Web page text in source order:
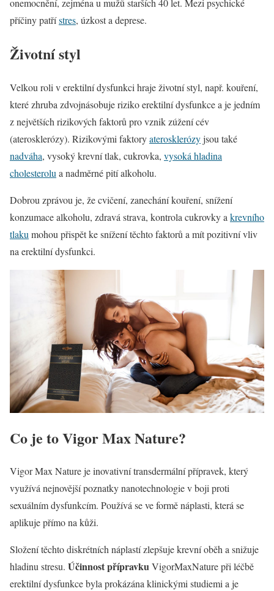
onemocnění, zejména u mužů starších 40 let. Mezi psychické
příčiny patřístres, úzkost a deprese.
Životní styl
Velkou roli v erektilní dysfunkci hraje životní styl, např. kouření,
které zhruba zdvojnásobuje riziko erektilní dysfunkce a je jedním
z největších rizikových faktorů pro vznik zúžení cév
(aterosklerózy). Rizikovými faktoryaterosklerózyjsou také
nadváha, vysoký krevní tlak, cukrovka, vysoká hladina
cholesterolu a nadměrné pití alkoholu.
Dobrou zprávou je, že cvičení, zanechání kouření, snížení
konzumace alkoholu, zdravá strava, kontrola cukrovky a krevního
tlaku mohou přispět ke snížení těchto faktorů a mít pozitivní vliv
na erektilní dysfunkci.
Co je to Vigor Max Nature?
Vigor Max Nature je inovativní transdermální přípravek, který
využívá nejnovější poznatky nanotechnologie v boji proti
sexuálním dysfunkcím. Používá se ve formě náplasti, která se
aplikuje přímo na kůži.
Složení těchto diskrétních náplastí zlepšuje krevní oběh a snižuje
hladinu stresu. Účinnost přípravkuVigorMaxNature při léčbě
erektilní dysfunkce byla prokázána klinickými studiemi a je